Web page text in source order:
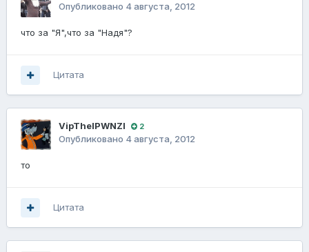
Опубликовано 4 августа, 2012
что за "Я",что за "Надя"?
Цитата
VipThelPWNZl 2
Опубликовано 4 августа, 2012
то
Цитата